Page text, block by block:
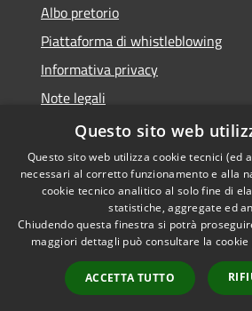
Albo pretorio
Piattaforma di whistleblowing
Informativa privacy
Note legali
Dichiarazione di accessibilità
RSS
Accessibilità
Mappa del sito
©
Questo sito web
Questo sito web utilizza cookie tecnici (ed
necessari al corretto funzionamento e alla
cookie tecnico analitico al solo fine di
statistiche, aggregate ed
Chiudendo questa finestra si potrà
maggiori dettagli può consultare la cookie
ACCETTA TUTTO